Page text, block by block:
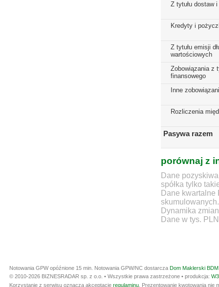
Z tytułu dostaw i
Kredyty i
Z tytułu emisji
wartościowych
Zobowiązania z
finansowego
Inne
Rozliczenia
Pasywa razem
porównaj z
Dane
spółka tylko
Dane
skumulowanych.
Dynamika
Dane w tys. PLN
Notowania GPW opóźnione 15 min. Notowania GPW/NC dostarcza Dom Maklerski
© 2010-2026 BIZNESRADAR sp. z o.o. • Wszystkie prawa zastrzeżone • produkcja:
Korzystanie z serwisu oznacza akceptację regulaminu . Prezentowanie kwotowania